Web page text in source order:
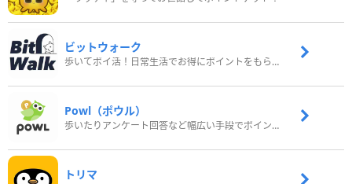
ビットウォーク
歩いてポイ活！日常生活でお得にポイントをもらおう
Powl（ポウル）
歩いたりアンケート回答など幅広い手段でポイントをゲット
トリマ